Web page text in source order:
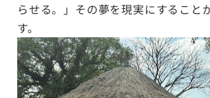
らせる。」その夢を現実にすること
す。